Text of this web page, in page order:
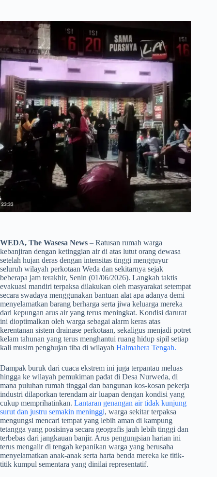
WEDA, The Wasesa News – Ratusan rumah warga
kebanjiran dengan ketinggian air di atas lutut orang dewasa
setelah hujan deras dengan intensitas tinggi mengguyur
seluruh wilayah perkotaan Weda dan sekitarnya sejak
beberapa jam terakhir, Senin (01/06/2026). Langkah taktis
evakuasi mandiri terpaksa dilakukan oleh masyarakat setempat
secara swadaya menggunakan bantuan alat apa adanya demi
menyelamatkan barang berharga serta jiwa keluarga mereka
dari kepungan arus air yang terus meningkat. Kondisi darurat
ini dioptimalkan oleh warga sebagai alarm keras atas
kerentanan sistem drainase perkotaan, sekaligus menjadi potret
kelam tahunan yang terus menghantui ruang hidup sipil setiap
kali musim penghujan tiba di wilayah Halmahera Tengah.
​Dampak buruk dari cuaca ekstrem ini juga terpantau meluas
hingga ke wilayah pemukiman padat di Desa Nurweda, di
mana puluhan rumah tinggal dan bangunan kos-kosan pekerja
industri dilaporkan terendam air luapan dengan kondisi yang
cukup memprihatinkan. Lantaran genangan air tidak kunjung
surut dan justru semakin meninggi, warga sekitar terpaksa
mengungsi mencari tempat yang lebih aman di kampung
tetangga yang posisinya secara geografis jauh lebih tinggi dan
terbebas dari jangkauan banjir. Arus pengungsian harian ini
terus mengalir di tengah kepanikan warga yang berusaha
menyelamatkan anak-anak serta harta benda mereka ke titik-
titik kumpul sementara yang dinilai representatif.